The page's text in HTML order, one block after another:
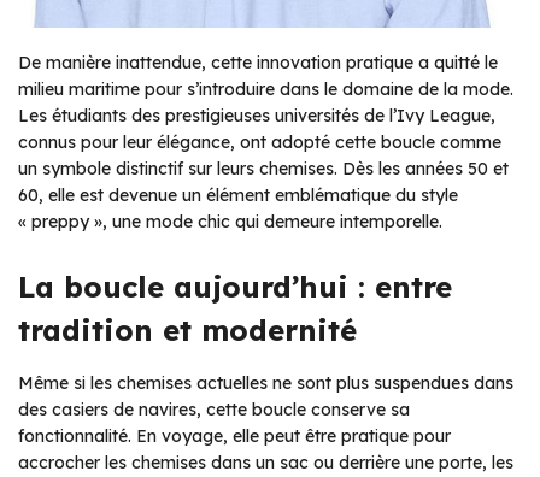
De manière inattendue, cette innovation pratique a quitté le
milieu maritime pour s’introduire dans le domaine de la mode.
Les étudiants des prestigieuses universités de l’Ivy League,
connus pour leur élégance, ont adopté cette boucle comme
un symbole distinctif sur leurs chemises. Dès les années 50 et
60, elle est devenue un élément emblématique du style
« preppy », une mode chic qui demeure intemporelle.
La boucle aujourd’hui : entre
tradition et modernité
Même si les chemises actuelles ne sont plus suspendues dans
des casiers de navires, cette boucle conserve sa
fonctionnalité. En voyage, elle peut être pratique pour
accrocher les chemises dans un sac ou derrière une porte, les